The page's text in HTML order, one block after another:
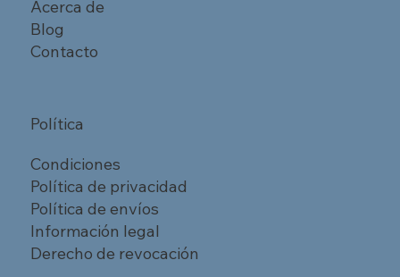
Acerca de
Blog
Contacto
Política
Condiciones
Política de privacidad
Política de envíos
Información legal
Derecho de revocación